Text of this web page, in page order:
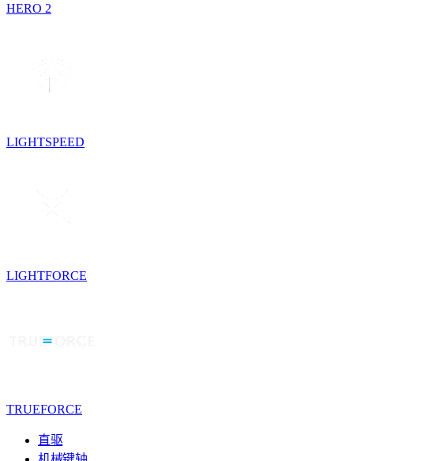
HERO 2
LIGHTSPEED
LIGHTFORCE
TRUEFORCE
直驱